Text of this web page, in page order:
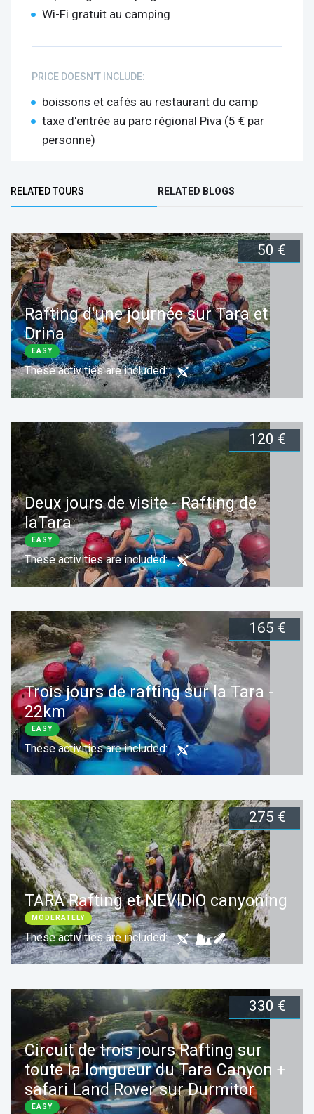
Wi-Fi gratuit au camping
PRICE DOESN'T INCLUDE:
boissons et cafés au restaurant du camp
taxe d'entrée au parc régional Piva (5 € par
personne)
Bottom Group
RELATED TOURS
RELATED BLOGS
50 €
Rafting d'une journée sur Tara et
Drina
EASY
These activities are included:
Duration: 1 day Book now
120 €
Deux jours de visite - Rafting de
laTara
EASY
These activities are included:
Duration: 2 days Book now
165 €
Trois jours de rafting sur la Tara -
22km
EASY
These activities are included:
Duration: 3 days Book now
275 €
TARA Rafting et NEVIDIO canyoning
MODERATELY
These activities are included:
Duration: 3 days Book now
330 €
Circuit de trois jours Rafting sur
toute la longueur du Tara Canyon +
safari Land Rover sur Durmitor
EASY